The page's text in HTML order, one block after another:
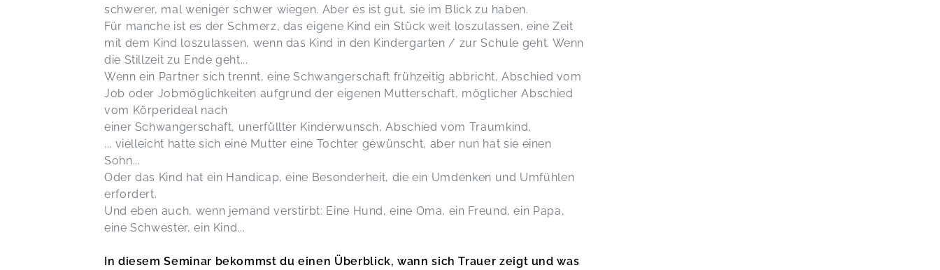
schwerer, mal weniger schwer wiegen. Aber es ist gut, sie im Blick zu haben.
Für manche ist es der Schmerz, das eigene Kind ein Stück weit loszulassen, eine Zeit
mit dem Kind loszulassen, wenn das Kind in den Kindergarten / zur Schule geht. Wenn
die Stillzeit zu Ende geht...
Wenn ein Partner sich trennt, eine Schwangerschaft frühzeitig abbricht, Abschied vom
Job oder Jobmöglichkeiten aufgrund der eigenen Mutterschaft, möglicher Abschied
vom Körperideal nach
einer Schwangerschaft, unerfüllter Kinderwunsch, Abschied vom Traumkind,
... vielleicht hatte sich eine Mutter eine Tochter gewünscht, aber nun hat sie einen
Sohn...
Oder das Kind hat ein Handicap, eine Besonderheit, die ein Umdenken und Umfühlen
erfordert.
Und eben auch, wenn jemand verstirbt: Eine Hund, eine Oma, ein Freund, ein Papa,
eine Schwester, ein Kind...
In diesem Seminar bekommst du einen Überblick, wann sich Trauer zeigt und was